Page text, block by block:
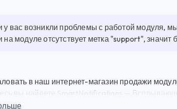
у вас возникли проблемы с работой модуля,
на модуле отсутствует метка "support",
в наш интернет-магазин продажи
вы найдете SmartNotifications —
модулей для веб-разработки по выгодным